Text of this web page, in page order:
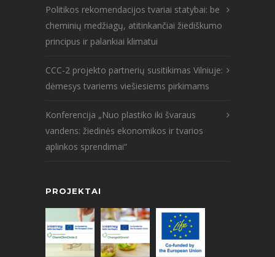
Politikos rekomendacijos tvariai statybai: be
cheminių medžiagų, atitinkančiai žiediškumo
principus ir palankiai klimatui
CCC-2 projekto partnerių susitikimas Vilniuje:
dėmesys tvariems viešiesiems pirkimams
Konferencija „Nuo plastiko iki švaraus
vandens: žiedinės ekonomikos ir tvarios
aplinkos sprendimai“
PROJEKTAI